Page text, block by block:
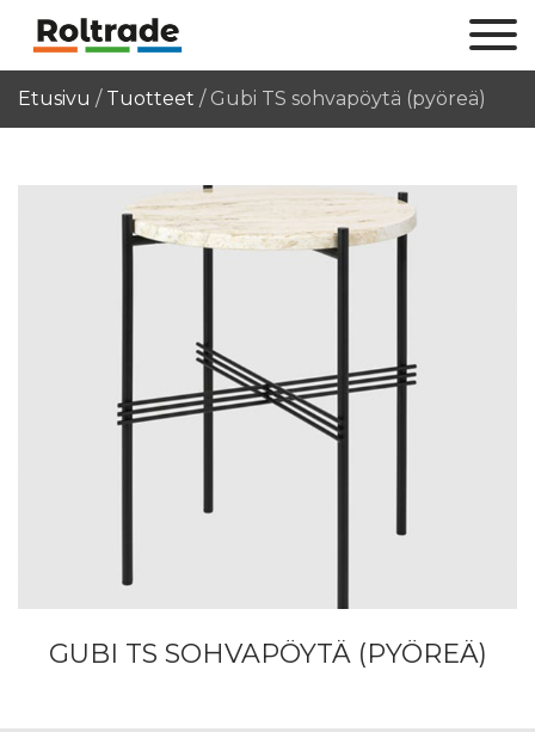
Etusivu / Tuotteet / Gubi TS sohvapöytä (pyöreä)
GUBI TS SOHVAPÖYTÄ (PYÖREÄ)